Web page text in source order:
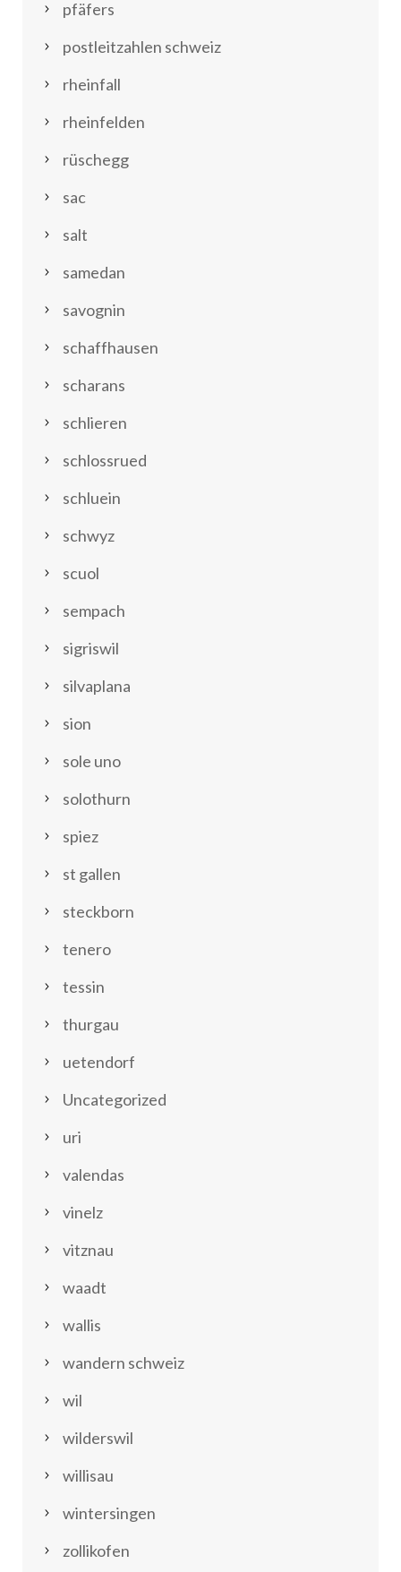
pfäfers
postleitzahlen schweiz
rheinfall
rheinfelden
rüschegg
sac
salt
samedan
savognin
schaffhausen
scharans
schlieren
schlossrued
schluein
schwyz
scuol
sempach
sigriswil
silvaplana
sion
sole uno
solothurn
spiez
st gallen
steckborn
tenero
tessin
thurgau
uetendorf
Uncategorized
uri
valendas
vinelz
vitznau
waadt
wallis
wandern schweiz
wil
wilderswil
willisau
wintersingen
zollikofen